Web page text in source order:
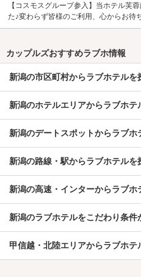
【コスモスグループ参入】当ホテル芙
た♪変わらず皆様のご利用、心からお待
カップルズおすすめラブホ情報
新潟の市区町村からラブホテルを
新潟のホテルエリアからラブホテ
新潟のデートスポットからラブホ
新潟の路線・駅からラブホテルを
新潟の高速・インターからラブホ
新潟のラブホテルをこだわり条件
甲信越・北陸エリアからラブホテ